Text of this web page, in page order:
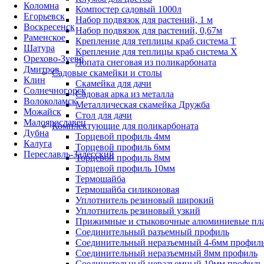
Коломна
Егорьевск
Воскресенск
Раменское
Шатура
Орехово-Зуево
Дмитров
Клин
Солнечногорск
Волоколамск
Можайск
Малоярославец
Дубна
Калуга
Переславль-Залесский
Компостер садовый 1000л
Набор подвязок для растений, 1 м
Набор подвязок для растений, 0,67м
Крепление для теплицы краб система Т
Крепление для теплицы краб система Х
Лопата снеговая из поликарбоната
Садовые скамейки и столы
Скамейка для дачи
Садовая арка из металла
Металлическая скамейка Дружба
Стол для дачи
Комплектующие для поликарбоната
Торцевой профиль 4мм
Торцевой профиль 6мм
Торцевой профиль 8мм
Торцевой профиль 10мм
Термошайба
Термошайба силиконовая
Уплотнитель резиновый широкий
Уплотнитель резиновый узкий
Прижимные и стыковочные алюминиевые
Соединительный разъемный профиль
Соединительный неразъемный 4-6мм
Соединительный неразъемный 8мм профиль